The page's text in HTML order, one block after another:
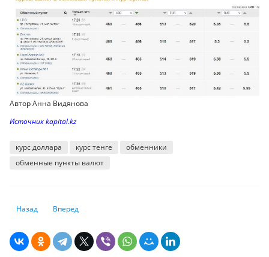
Автор Анна Видянова
Источник kapital.kz
курс доллара курс тенге
обменники
обменные пункты валют
Предыдущий: Аналитики дали прогноз по инфляции
Назад Следующий: Какие шансы у Казахстана пережить
Вперед